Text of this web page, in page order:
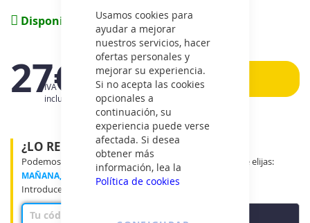
Usamos cookies para
ayudar a mejorar
nuestros servicios, hacer
ofertas personales y
mejorar su experiencia.
Si no acepta las cookies
opcionales a
continuación, su
experiencia puede verse
afectada. Si desea
obtener más
información, lea la
Política de cookies
Disponible (1 reviews)
27€
IVA
incluido
Añadir
¿LO RECIBIRÉ MAÑANA?
Podemos entregar tu producto en el tramo horario que elijas:
MAÑANA, MEDIO DÍA o TARDE
Introduce tu código postal para ver disponibilidad
imágenes